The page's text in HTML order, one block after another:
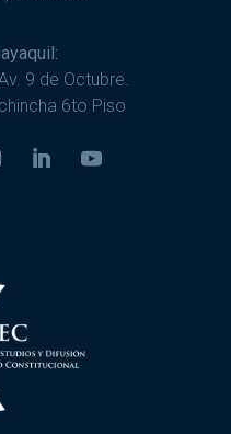
9 de Octubre.
6to Piso